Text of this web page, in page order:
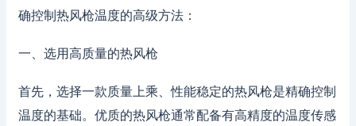
确控制热风枪温度的高级方法：
一、选用高质量的热风枪
首先，选择一款质量上乘、性能稳定的热风枪是精确控制
温度的基础。优质的热风枪通常配备有高精度的温度传感